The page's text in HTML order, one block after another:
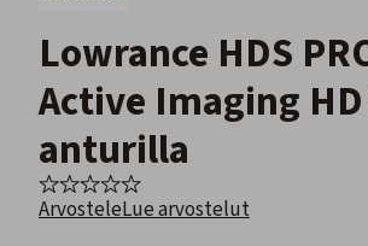
Lowrance HDS PRO 10
Active Imaging
anturilla
ArvosteleLue arvostelut